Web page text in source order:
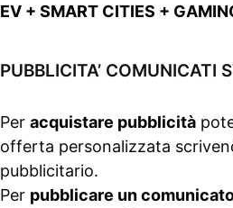
EV + SMART CITIES +
PUBBLICITA’ COMUNICATI
Per acquistare pubblicità
offerta personalizzata
pubblicitario.
Per pubblicare un